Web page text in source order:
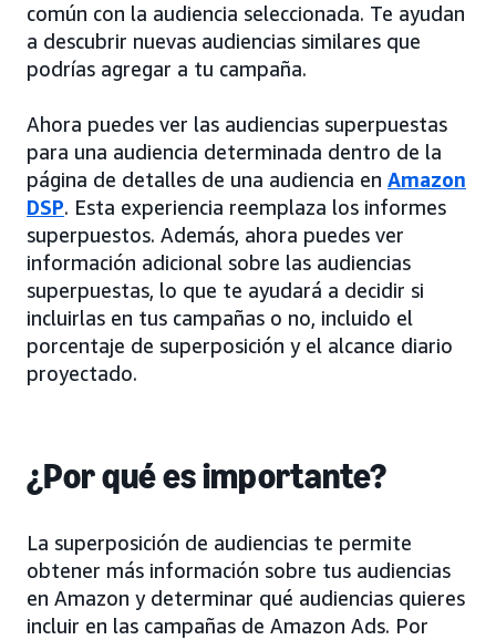
común con la audiencia seleccionada. Te ayudan
a descubrir nuevas audiencias similares que
podrías agregar a tu campaña.
Ahora puedes ver las audiencias superpuestas
para una audiencia determinada dentro de la
página de detalles de una audiencia en Amazon
DSP. Esta experiencia reemplaza los informes
superpuestos. Además, ahora puedes ver
información adicional sobre las audiencias
superpuestas, lo que te ayudará a decidir si
incluirlas en tus campañas o no, incluido el
porcentaje de superposición y el alcance diario
proyectado.
¿Por qué es importante?
La superposición de audiencias te permite
obtener más información sobre tus audiencias
en Amazon y determinar qué audiencias quieres
incluir en las campañas de Amazon Ads. Por